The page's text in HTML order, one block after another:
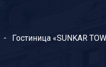
Гостиница «SUNKAR